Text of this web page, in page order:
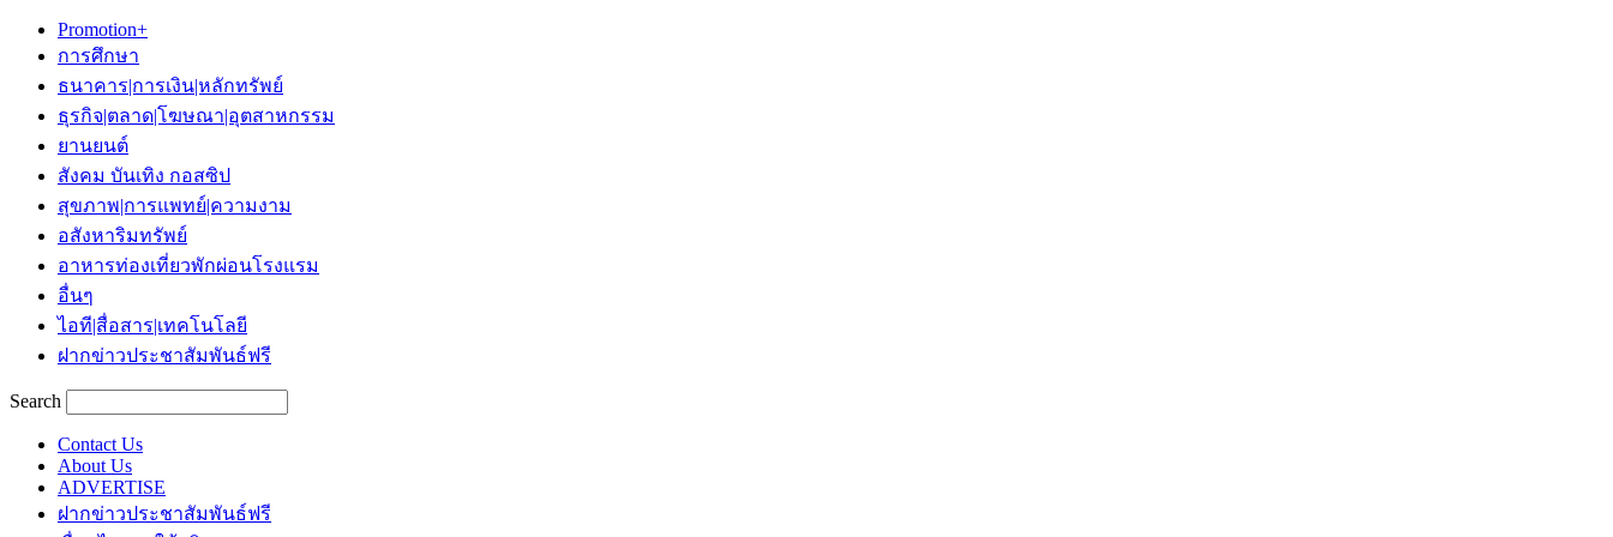
Promotion+
การศึกษา
ธนาคาร|การเงิน|หลักทรัพย์
ธุรกิจ|ตลาด|โฆษณา|อุตสาหกรรม
ยานยนต์
สังคม บันเทิง กอสซิป
สุขภาพ|การแพทย์|ความงาม
อสังหาริมทรัพย์
อาหารท่องเที่ยวพักผ่อนโรงแรม
อื่นๆ
ไอที|สื่อสาร|เทคโนโลยี
ฝากข่าวประชาสัมพันธ์ฟรี
Search
Contact Us
About Us
ADVERTISE
ฝากข่าวประชาสัมพันธ์ฟรี